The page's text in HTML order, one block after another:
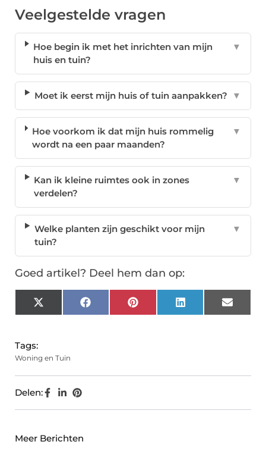
Veelgestelde vragen
Hoe begin ik met het inrichten van mijn
huis en tuin?
▼
Moet ik eerst mijn huis of tuin aanpakken? ▼
Hoe voorkom ik dat mijn huis rommelig
wordt na een paar maanden?
▼
Kan ik kleine ruimtes ook in zones
verdelen?
▼
Welke planten zijn geschikt voor mijn
tuin?
▼
Goed artikel? Deel hem dan op:
X
(Twitter)
FacebookPinterest LinkedIn Email
Tags:
Woning en Tuin
Delen:
Meer Berichten